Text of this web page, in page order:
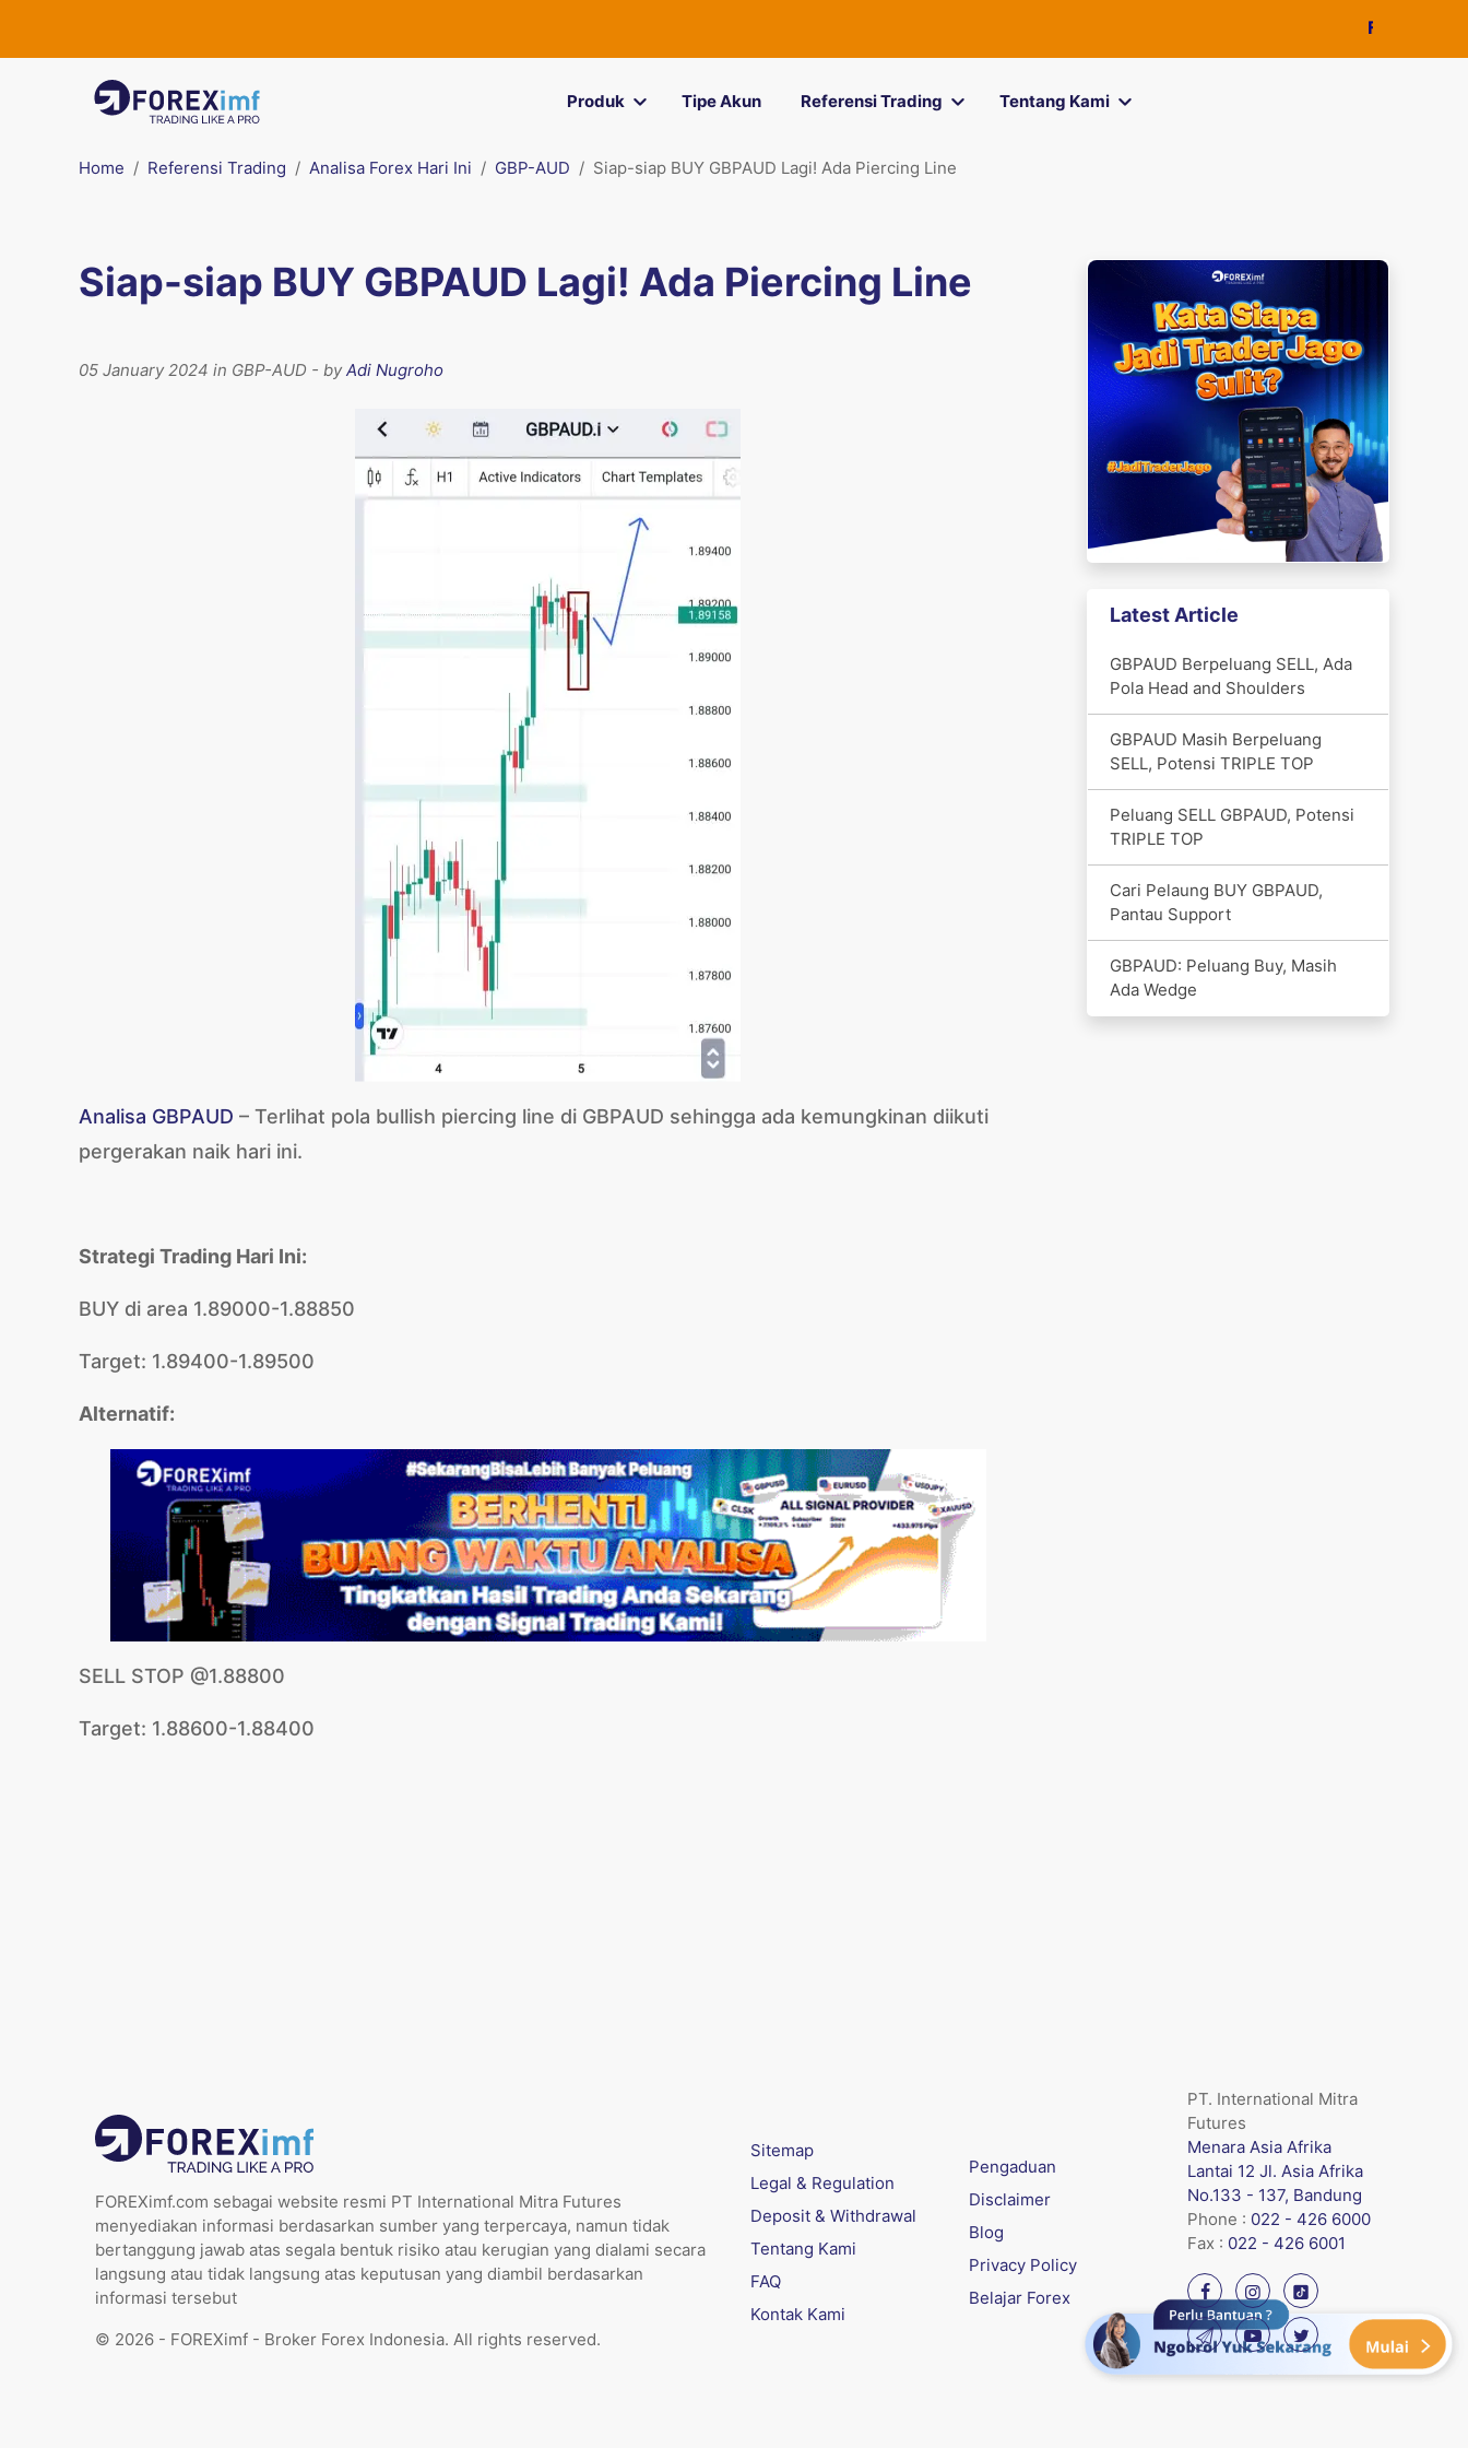
FOREXimf
Produk Tipe Akun Referensi Trading Tentang Kami
Home Referensi Trading Analisa Forex Hari Ini GBP-AUD Siap-siap BUY GBPAUD Lagi! Ada Piercing Line
Siap-siap BUY GBPAUD Lagi! Ada Piercing Line
05 January 2024 in GBP-AUD - byAdi Nugroho
Analisa GBPAUD – Terlihat pola bullish piercing line di GBPAUD sehingga ada kemungkinan diikuti
pergerakan naik hari ini.
Strategi Trading Hari Ini:
BUY di area 1.89000-1.88850
Target: 1.89400-1.89500
Alternatif:
SELL STOP @1.88800
Target: 1.88600-1.88400
Latest Article
GBPAUD Berpeluang SELL, Ada
Pola Head and Shoulders
GBPAUD Masih Berpeluang
SELL, Potensi TRIPLE TOP
Peluang SELL GBPAUD, Potensi
TRIPLE TOP
Cari Pelaung BUY GBPAUD,
Pantau Support
GBPAUD: Peluang Buy, Masih
Ada Wedge
FOREXimf.com sebagai website resmi PT International Mitra Futures
menyediakan informasi berdasarkan sumber yang terpercaya, namun tidak
bertanggung jawab atas segala bentuk risiko atau kerugian yang dialami secara
langsung atau tidak langsung atas keputusan yang diambil berdasarkan
informasi tersebut
© 2026 - FOREXimf - Broker Forex Indonesia. All rights reserved.
Sitemap
Legal & Regulation
Deposit & Withdrawal
Tentang Kami
FAQ
Kontak Kami
Pengaduan
Disclaimer
Blog
Privacy Policy
Belajar Forex
PT. International Mitra
Futures
Menara Asia Afrika
Lantai 12 Jl. Asia Afrika
No.133 - 137, Bandung
Phone : 022 - 426 6000
Fax : 022 - 426 6001